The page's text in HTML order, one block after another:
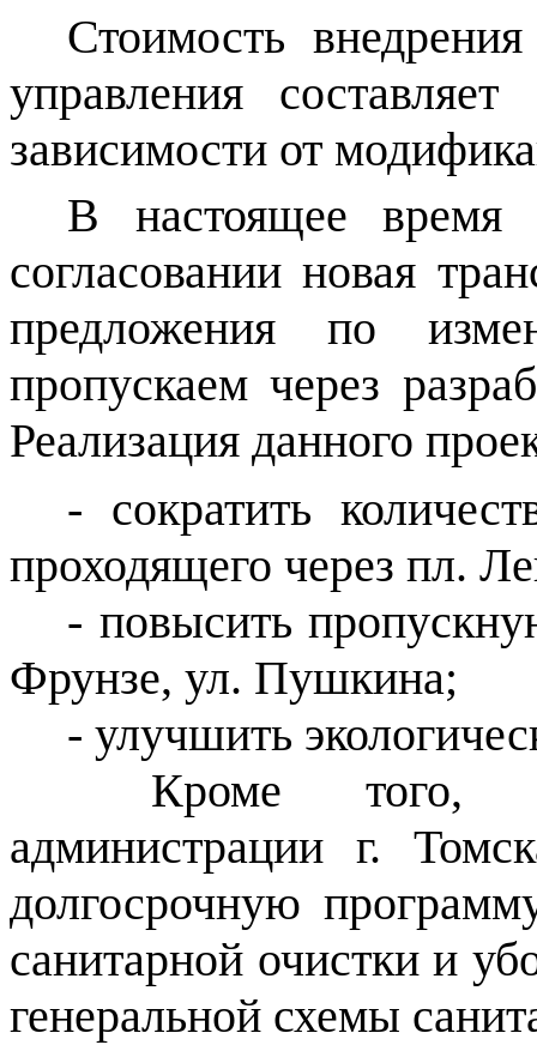
Стоимость
управления
зависимости от
В настоящее время
согласовании новая
предложения по
пропускаем через
Реализация данного
- сократить
проходящего через пл.
- повысить
Фрунзе, ул. Пушкина;
- улучшить
Кроме того,
администрации г.
долгосрочную
санитарной очистки и
генеральной схемы